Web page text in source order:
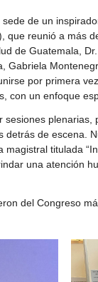
de un
que reunió a más
de Guatemala,
Gabriela
por primera
con un enfoque
de escena.
titulada
una atención
del Congreso